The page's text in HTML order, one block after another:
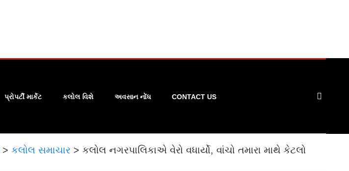
પ્રોપર્ટી માર્કેટ કલોલ વિશે અવસાન નોંધ CONTACT US
> કલોલ સમાચાર > કલોલ નગરપાલિકાએ વેરો વધાર્યો, વાંચો તમારા માથે કેટલો